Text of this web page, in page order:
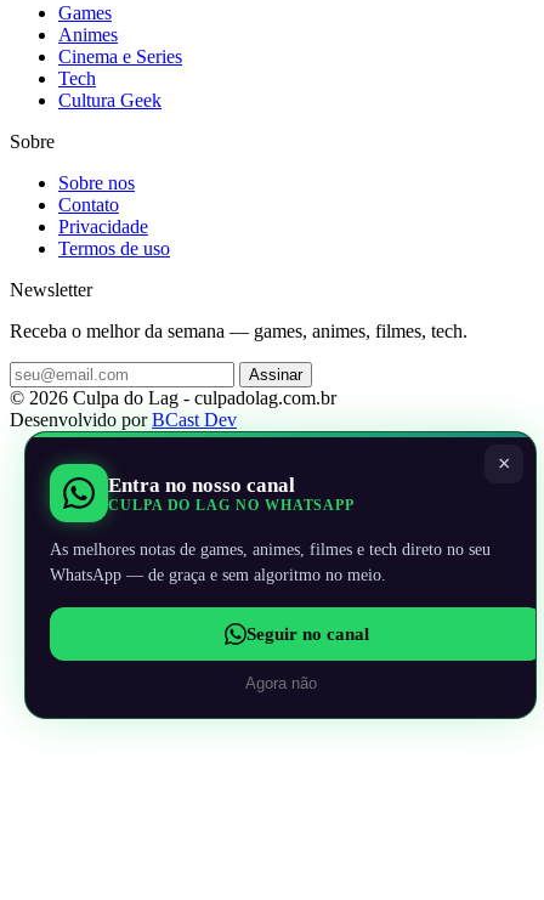
Games
Animes
Cinema e Series
Tech
Cultura Geek
Sobre
Sobre nos
Contato
Privacidade
Termos de uso
Newsletter
Receba o melhor da semana — games, animes, filmes, tech.
Assinar
© 2026 Culpa do Lag - culpadolag.com.br
Desenvolvido porBCast Dev
×
Entra no nosso canal
CULPA DO LAG NO WHATSAPP
As melhores notas de games, animes, filmes e tech direto no seu
WhatsApp — de graça e sem algoritmo no meio.
Seguir no canal
Agora não